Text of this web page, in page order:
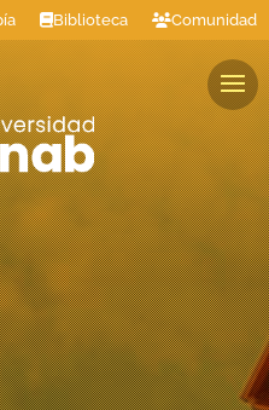
Biblioteca Comunidad
Graduados